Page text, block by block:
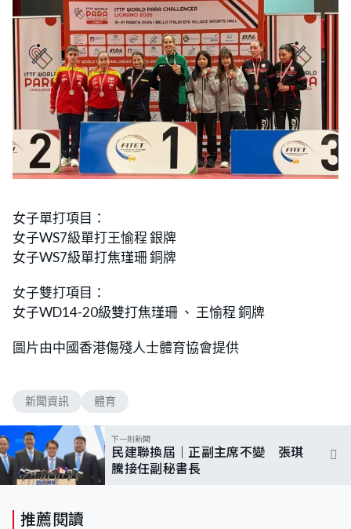
女子單打項目：
女子WS7級單打王愉程 銀牌
女子WS7級單打焦瑾珊 銅牌
女子雙打項目：
女子WD14-20級雙打焦瑾珊 、 王愉程 銅牌
圖片由中國香港傷殘人士體育協會提供
新聞資訊 體育
下一則新聞
民建聯換屆｜正副主席不變 張琪
騰接任副秘書長
推薦閱讀